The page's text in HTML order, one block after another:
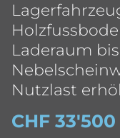
Laderaum
Nutzlast
CHF 33'500